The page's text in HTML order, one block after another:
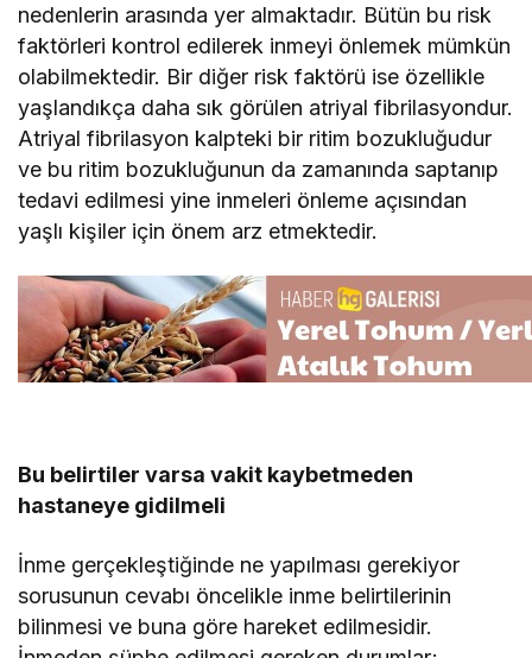
nedenlerin arasında yer almaktadır. Bütün bu risk
faktörleri kontrol edilerek inmeyi önlemek mümkün
olabilmektedir. Bir diğer risk faktörü ise özellikle
yaşlandıkça daha sık görülen atriyal fibrilasyondur.
Atriyal fibrilasyon kalpteki bir ritim bozukluğudur
ve bu ritim bozukluğunun da zamanında saptanıp
tedavi edilmesi yine inmeleri önleme açısından
yaşlı kişiler için önem arz etmektedir.
Bu belirtiler varsa vakit kaybetmeden
hastaneye gidilmeli
İnme gerçekleştiğinde ne yapılması gerekiyor
sorusunun cevabı öncelikle inme belirtilerinin
bilinmesi ve buna göre hareket edilmesidir.